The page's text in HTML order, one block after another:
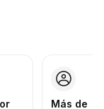
Más de